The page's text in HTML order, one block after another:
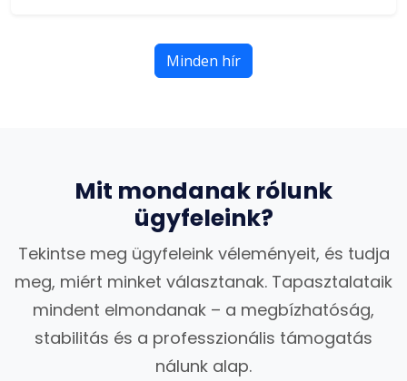
Minden hír
Mit mondanak rólunk
ügyfeleink?
Tekintse meg ügyfeleink véleményeit, és tudja
meg, miért minket választanak. Tapasztalataik
mindent elmondanak – a megbízhatóság,
stabilitás és a professzionális támogatás
nálunk alap.